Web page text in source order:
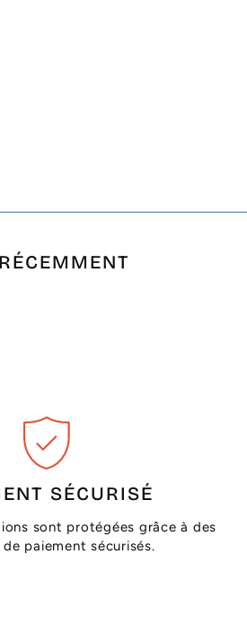
SÉCURISÉ
sont protégées grâce à des
paiement sécurisés.